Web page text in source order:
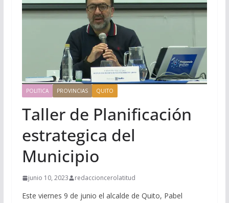
POLITICA PROVINCIAS QUITO
Taller de Planificación
estrategica del
Municipio
junio 10, 2023 redaccioncerolatitud
Este viernes 9 de junio el alcalde de Quito, Pabel